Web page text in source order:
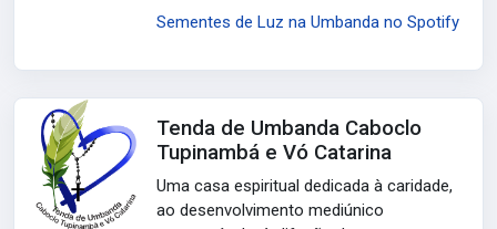
Sementes de Luz na Umbanda no Spotify
Tenda de Umbanda Caboclo
Tupinambá e Vó Catarina
Uma casa espiritual dedicada à caridade,
ao desenvolvimento mediúnico